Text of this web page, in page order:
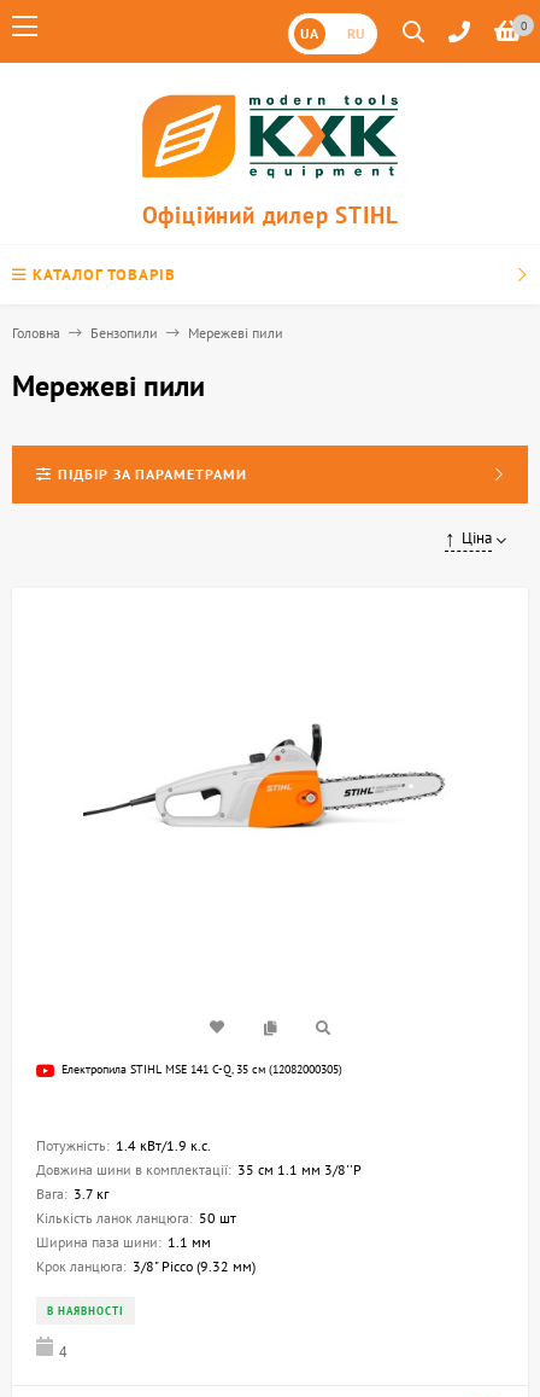
UA RU 0
Офіційний дилер STIHL
КАТАЛОГ ТОВАРІВ
Головна Бензопили Мережеві пили
Мережеві пили
ПІДБІР ЗА ПАРАМЕТРАМИ
Ціна
Електропила STIHL MSE 141 C-Q, 35 см (12082000305)
Потужність: 1.4 кВт/1.9 к.с.
Довжина шини в комплектації: 35 см 1.1 мм 3/8''P
Вага: 3.7 кг
Кількість ланок ланцюга: 50 шт
Ширина паза шини: 1.1 мм
Крок ланцюга: 3/8" Picco (9.32 мм)
В НАЯВНОСТІ
4